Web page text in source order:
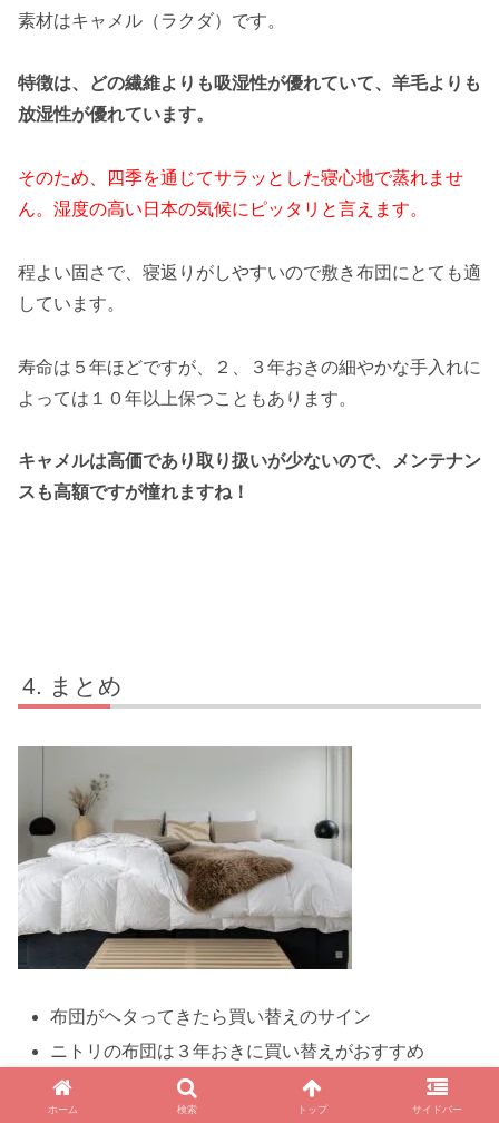
素材はキャメル（ラクダ）です。
特徴は、どの繊維よりも吸湿性が優れていて、羊毛よりも
放湿性が優れています。
そのため、四季を通じてサラッとした寝心地で蒸れませ
ん。湿度の高い日本の気候にピッタリと言えます。
程よい固さで、寝返りがしやすいので敷き布団にとても適
しています。
寿命は５年ほどですが、２、３年おきの細やかな手入れに
よっては１０年以上保つこともあります。
キャメルは高価であり取り扱いが少ないので、メンテナン
スも高額ですが憧れますね！
まとめ
布団がヘタってきたら買い替えのサイン
ニトリの布団は３年おきに買い替えがおすすめ
ニトリの布団は安価だが高品質で来客用布団として
も使える
ホーム 検索 トップ サイドバー